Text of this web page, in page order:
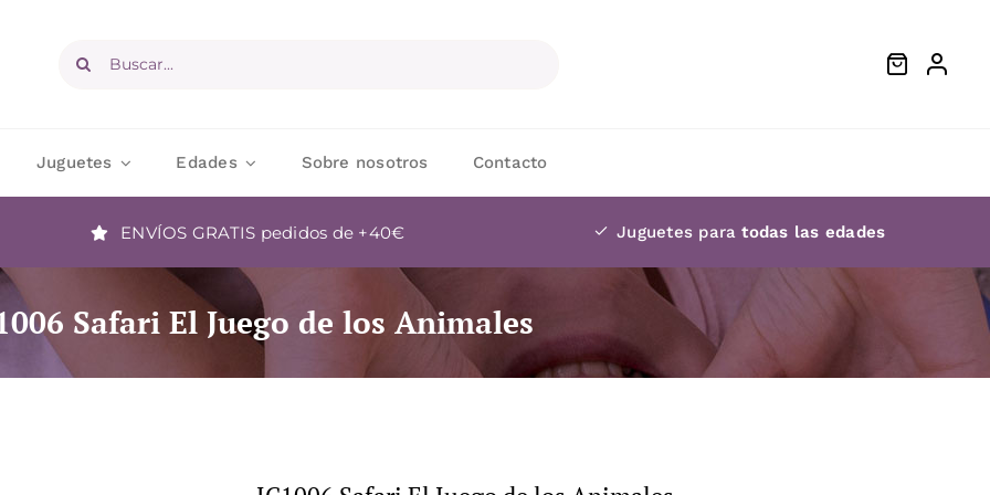
Buscar:
Juguetes Edades Sobre nosotros Contacto
ENVÍOS GRATIS pedidos de +40€ Juguetes paratodas las edades
Safari El Juego de los Animales